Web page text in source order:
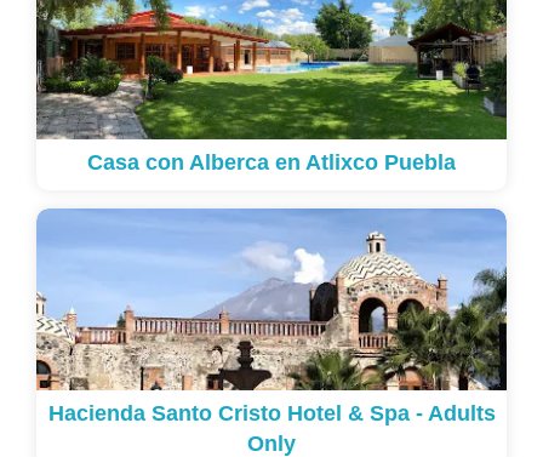
Casa con Alberca en Atlixco Puebla
Hacienda Santo Cristo Hotel & Spa - Adults
Only